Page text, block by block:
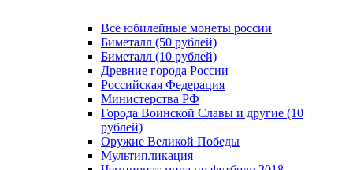
Все юбилейные монеты россии
Биметалл (50 рублей)
Биметалл (10 рублей)
Древние города России
Российская Федерация
Министерства РФ
Города Воинской Славы и другие (10
рублей)
Оружие Великой Победы
Мультипликация